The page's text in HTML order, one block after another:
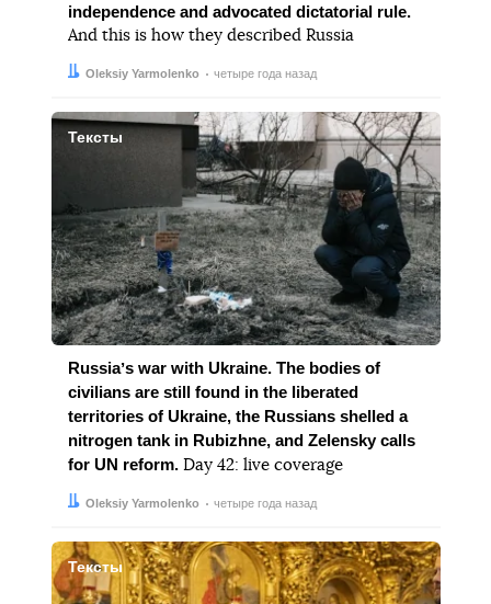
independence and advocated dictatorial rule.
And this is how they described Russia
Автор:
Oleksiy Yarmolenko
Дата: четыре года назад
Тексты
Russiaʼs war with Ukraine. The bodies of
civilians are still found in the liberated
territories of Ukraine, the Russians shelled a
nitrogen tank in Rubizhne, and Zelensky calls
for UN reform. Day 42: live coverage
Автор:
Oleksiy Yarmolenko
Дата: четыре года назад
Тексты